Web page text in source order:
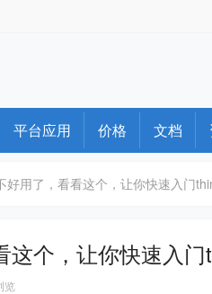
平台应用 价格 文档
好用了，看看这个，让你快速入门
个，让你快速入门
览